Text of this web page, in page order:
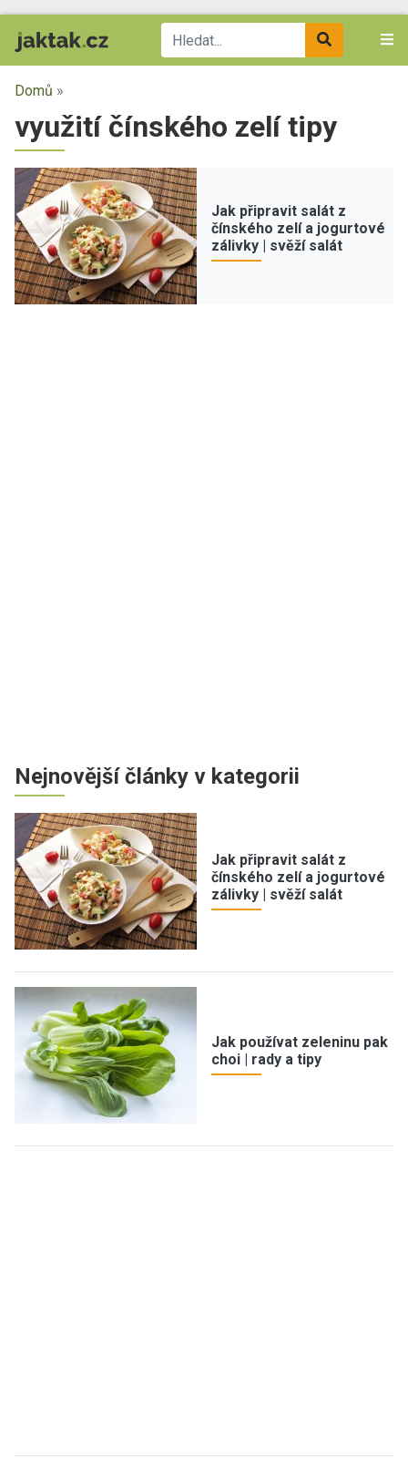
Domů »
využití čínského zelí tipy
Jak připravit salát z
čínského zelí a jogurtové
zálivky | svěží salát
Nejnovější články v kategorii
Jak připravit salát z
čínského zelí a jogurtové
zálivky | svěží salát
Jak používat zeleninu pak
choi | rady a tipy